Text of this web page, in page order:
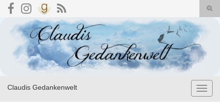
Search for:
Claudis Gedankenwelt